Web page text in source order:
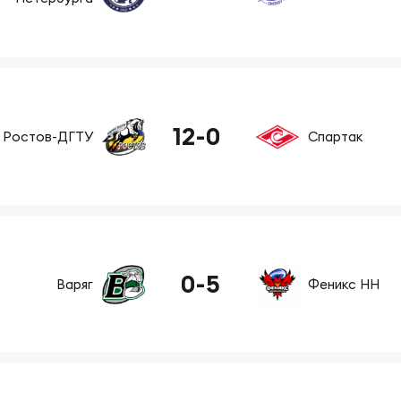
Ростов-ДГТУ 12-0 Спартак
Варяг 0-5 Феникс НН